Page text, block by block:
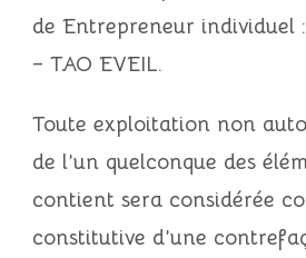
de Entrepreneur individuel
– TAO EVEIL.
Toute exploitation non
de l’un quelconque des
contient sera considérée
constitutive d’une